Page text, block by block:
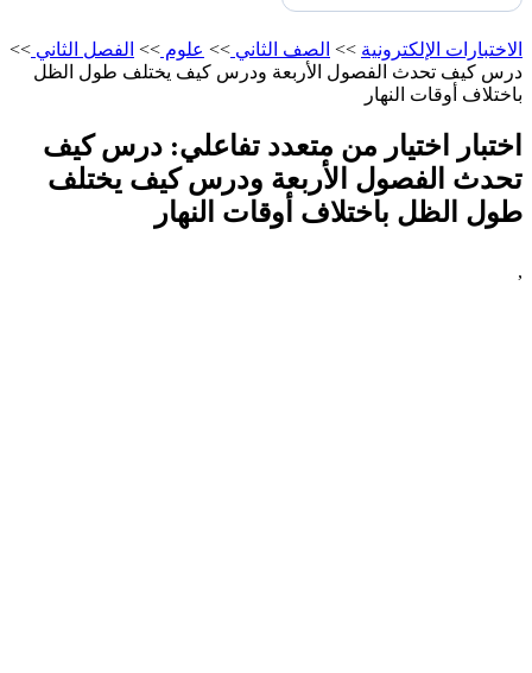
الاختبارات الإلكترونية >> الصف الثاني >> علوم >> الفصل الثاني >>
درس كيف تحدث الفصول الأربعة ودرس كيف يختلف طول الظل
باختلاف أوقات النهار
اختبار اختيار من متعدد تفاعلي: درس كيف
تحدث الفصول الأربعة ودرس كيف يختلف
طول الظل باختلاف أوقات النهار